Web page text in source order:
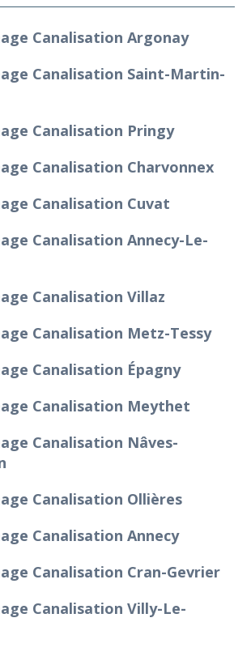
Canalisation Argonay
Canalisation Saint-Martin-
Canalisation Pringy
Canalisation Charvonnex
Canalisation Cuvat
Canalisation Annecy-Le-
Canalisation Villaz
Canalisation Metz-Tessy
Canalisation Épagny
Canalisation Meythet
Canalisation Nâves-
Canalisation Ollières
Canalisation Annecy
Canalisation Cran-Gevrier
Canalisation Villy-Le-